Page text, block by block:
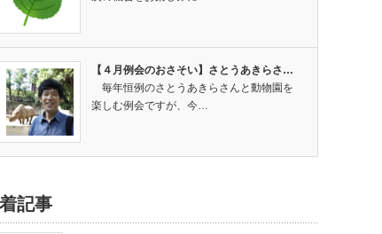
【４月例会のおさそい】さとうあきらさ…
毎年恒例のさとうあきらさんと動物園を
楽しむ例会ですが、今…
記事